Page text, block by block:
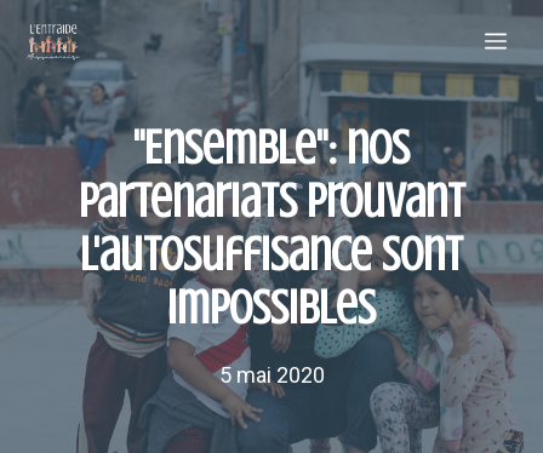
contenu
"Ensemble": nos
partenariats prouvant
l'autosuffisance sont
impossibles
5 mai 2020